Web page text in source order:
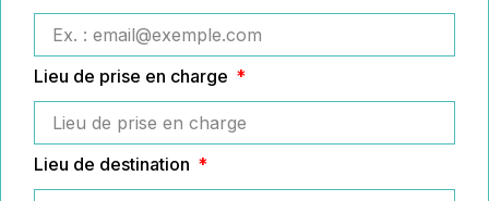
Lieu de prise en charge
Lieu de destination